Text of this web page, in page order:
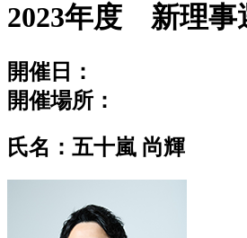
2023年度 新理事
開催日：
開催場所：
氏名：五十嵐 尚輝